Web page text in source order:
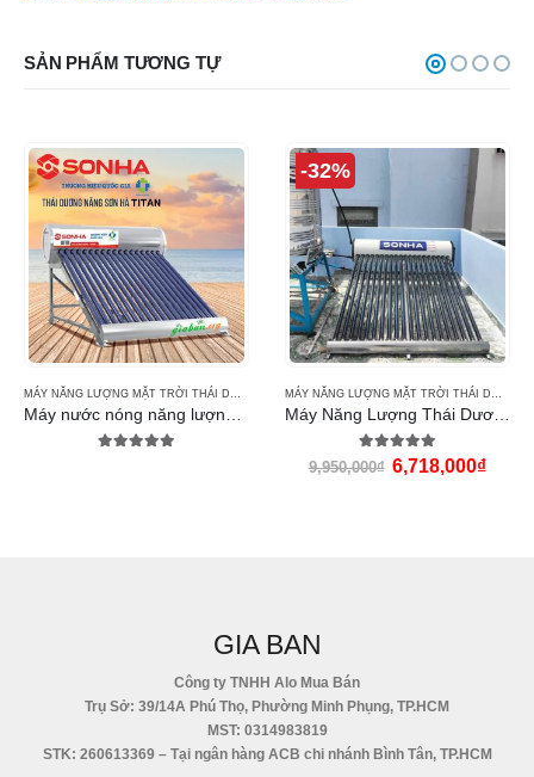
SẢN PHẨM TƯƠNG TỰ
, MÁY NƯỚC NÓNG THÁI DƯƠNG NĂNG TITAN
MÁY NĂNG LƯỢNG MẶT TRỜI THÁI DƯƠNG NĂNG , MÁY NƯỚC NÓNG THÁI DƯƠNG NĂNG
Máy nước nóng năng lượng Thái Dương Năng 180l Titan
-32%
MÁY NĂNG LƯỢNG MẶT TRỜI THÁI DƯƠNG NĂNG
Máy Năng Lượng Thái Dương Năng 200l Eco
5.00 out of 5
9,950,000₫ 6,718,000₫
GIA BAN
Công ty TNHH Alo Mua Bán
Trụ Sở: 39/14A Phú Thọ, Phường Minh Phụng, TP.HCM
MST: 0314983819
STK: 260613369 – Tại ngân hàng ACB chi nhánh Bình Tân, TP.HCM